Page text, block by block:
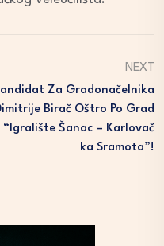
NEXT
Za Gradonačelnika
Birač Oštro Po Grad
“Igralište Šanac – Karlovač
Ka Sramota”!